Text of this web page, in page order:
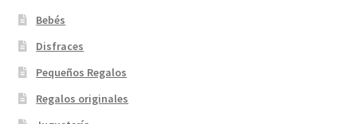
Bebés
Disfraces
Pequeños Regalos
Regalos originales